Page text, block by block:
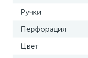
Ручки
Перфорация
Цвет